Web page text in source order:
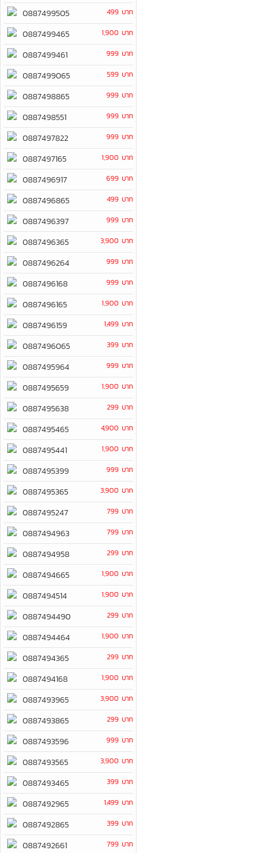
0887499505 499 บาท
0887499465 1,900 บาท
0887499461 999 บาท
0887499065 599 บาท
0887498865 999 บาท
0887498551 999 บาท
0887497822 999 บาท
0887497165 1,900 บาท
0887496917 699 บาท
0887496865 499 บาท
0887496397 999 บาท
0887496365 3,900 บาท
0887496264 999 บาท
0887496168 999 บาท
0887496165 1,900 บาท
0887496159 1,499 บาท
0887496065 399 บาท
0887495964 999 บาท
0887495659 1,900 บาท
0887495638 299 บาท
0887495465 4,900 บาท
0887495441 1,900 บาท
0887495399 999 บาท
0887495365 3,900 บาท
0887495247 799 บาท
0887494963 799 บาท
0887494958 299 บาท
0887494665 1,900 บาท
0887494514 1,900 บาท
0887494490 299 บาท
0887494464 1,900 บาท
0887494365 299 บาท
0887494168 1,900 บาท
0887493965 3,900 บาท
0887493865 299 บาท
0887493596 999 บาท
0887493565 3,900 บาท
0887493465 399 บาท
0887492965 1,499 บาท
0887492865 399 บาท
0887492661 799 บาท